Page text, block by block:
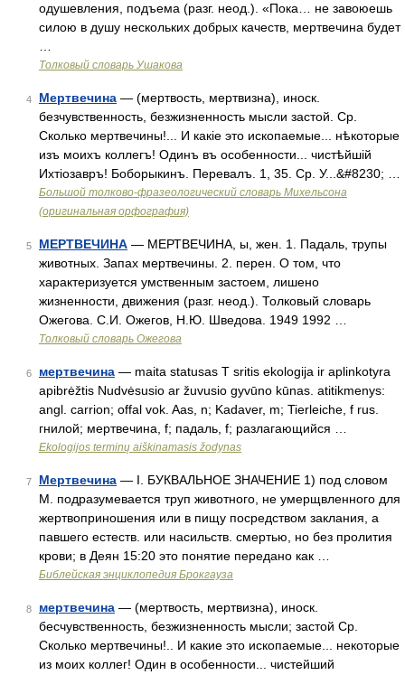
одушевления, подъема (разг. неод.). «Пока… не завоюешь
силою в душу нескольких добрых качеств, мертвечина будет
Толковый словарь Ушакова
4 Мертвечина — (мертвость, мертвизна), иноск.
безчувственность, безжизненность мысли застой. Ср.
Сколько мертвечины!... И какіе это ископаемые... нѣкоторые
изъ моихъ коллегъ! Одинъ въ особенности... чистѣйшій
Ихтіозавръ! Боборыкинъ. Перевалъ. 1, 35. Ср. У...&#8230; …
Большой толково-фразеологический словарь Михельсона
(оригинальная орфография)
5 МЕРТВЕЧИНА — МЕРТВЕЧИНА, ы, жен. 1. Падаль, трупы
животных. Запах мертвечины. 2. перен. О том, что
характеризуется умственным застоем, лишено
жизненности, движения (разг. неод.). Толковый словарь
Ожегова. С.И. Ожегов, Н.Ю. Шведова. 1949 1992 …
Толковый словарь Ожегова
6 мертвечина — maita statusas T sritis ekologija ir aplinkotyra
apibrėžtis Nudvėsusio ar žuvusio gyvūno kūnas. atitikmenys:
angl. carrion; offal vok. Aas, n; Kadaver, m; Tierleiche, f rus.
гнилой; мертвечина, f; падаль, f; разлагающийся …
Ekologijos terminų aiškinamasis žodynas
7 Мертвечина — I. БУКВАЛЬНОЕ ЗНАЧЕНИЕ 1) под словом
М. подразумевается труп животного, не умерщвленного для
жертвоприношения или в пищу посредством заклания, а
павшего естеств. или насильств. смертью, но без пролития
крови; в Деян 15:20 это понятие передано как …
Библейская энциклопедия Брокгауза
8 мертвечина — (мертвость, мертвизна), иноск.
бесчувственность, безжизненность мысли; застой Ср.
Сколько мертвечины!.. И какие это ископаемые... некоторые
из моих коллег! Один в особенности... чистейший